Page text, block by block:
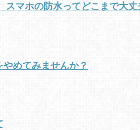
スマホの防水ってどこまで大丈
めてみませんか？